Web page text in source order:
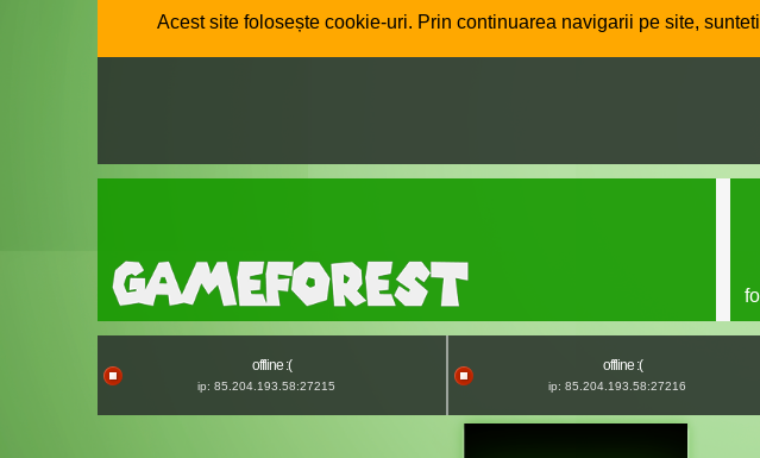
Acest site folosește cookie-uri. Prin continuarea navigarii pe site,
offline :(
ip: 85.204.193.58:27215
offline :(
ip: 85.204.193.58:27216